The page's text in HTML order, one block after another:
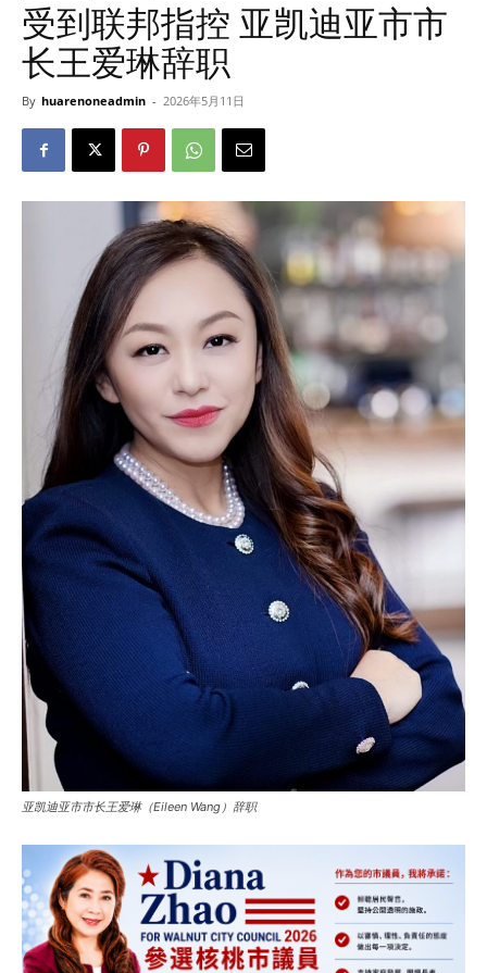
受到联邦指控 亚凯迪亚市市
长王爱琳辞职
By huarenoneadmin - 2026年5月11日
亚凯迪亚市市长王爱琳（Eileen Wang）辞职